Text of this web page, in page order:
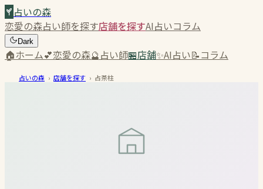
占いの森
恋愛の森占い師を探す店舗を探すAI占いコラム
Dark
🏠ホーム💕恋愛の森🔮占い師🏪店舗✨AI占い📝コラム
占いの森 › 店舗を探す › 占茶柱